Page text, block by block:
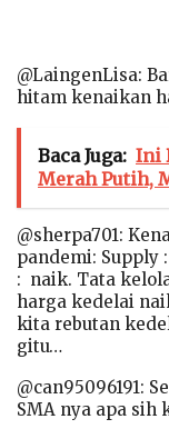
@LaingenLisa:
hitam kenaikan
Baca Juga: Ini
Merah Putih,
@sherpa701:
pandemi: Supply
: naik. Tata
harga kedelai
kita rebutan
gitu…
@can95096191:
SMA nya apa sih